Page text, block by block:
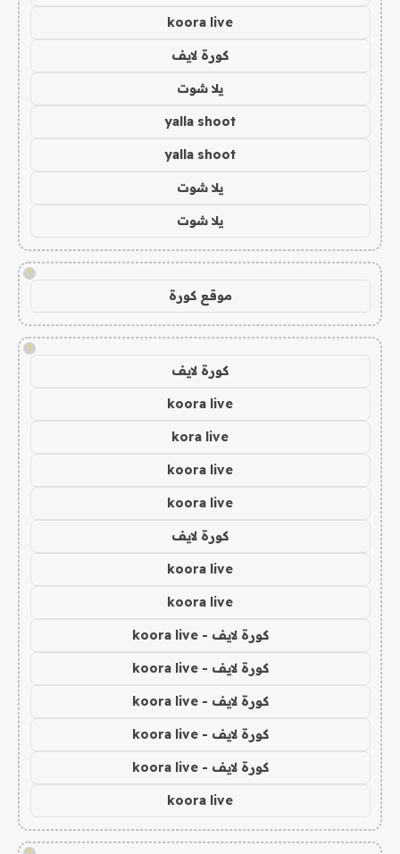
koora live
كورة لايف
يلا شوت
yalla shoot
yalla shoot
يلا شوت
يلا شوت
!
موقع كورة
!
كورة لايف
koora live
kora live
koora live
koora live
كورة لايف
koora live
koora live
كورة لايف - koora live
كورة لايف - koora live
كورة لايف - koora live
كورة لايف - koora live
كورة لايف - koora live
koora live